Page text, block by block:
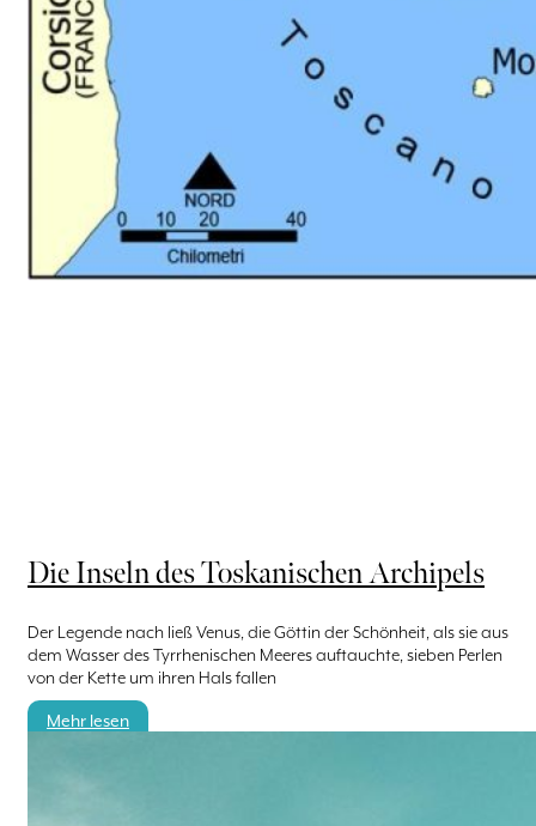
Die Inseln des Toskanischen Archipels
Der Legende nach ließ Venus, die Göttin der Schönheit, als sie aus
dem Wasser des Tyrrhenischen Meeres auftauchte, sieben Perlen
von der Kette um ihren Hals fallen
Mehr lesen